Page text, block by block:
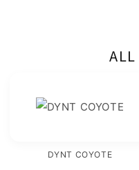
ALL
DYNT COYOTE